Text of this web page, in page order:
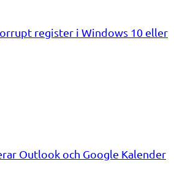
register i Windows 10 eller
Outlook och Google Kalender